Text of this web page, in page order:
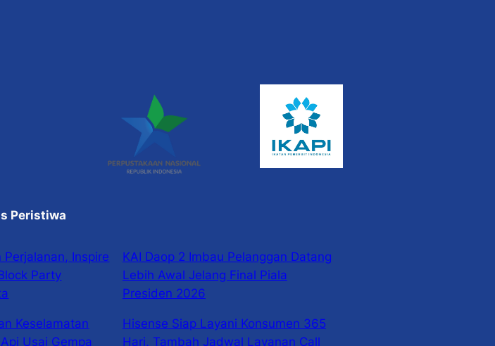
Peristiwa
Perjalanan, Inspire
Party
KAI Daop 2 Imbau Pelanggan Datang
Lebih Awal Jelang Final Piala
Presiden 2026
Keselamatan
Usai Gempa
Hisense Siap Layani Konsumen 365
Hari, Tambah Jadwal Layanan Call